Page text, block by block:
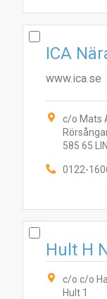
ICA
www.ica.se
c/o Mats
585 65
0122-
Hult H
c/o c/o
Hult 1